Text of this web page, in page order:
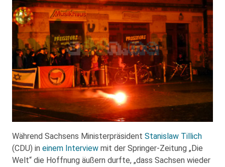
Während Sachsens Ministerpräsident Stanislaw Tillich
(CDU) in einem Interview mit der Springer-Zeitung „Die
Welt“ die Hoffnung äußern durfte, „dass Sachsen wieder